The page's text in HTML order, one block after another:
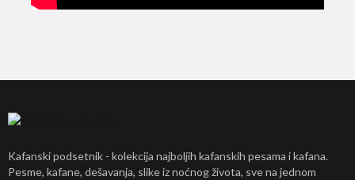
Kafanski podsetnik - kolekcija najboljih kafanskih pesama i kafana.
Pesme, kafane, dešavanja, slike iz noćnog života, sve na jednom